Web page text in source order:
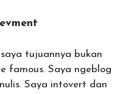
tujuannya bukan
famous. Saya ngeblog
Saya intovert dan